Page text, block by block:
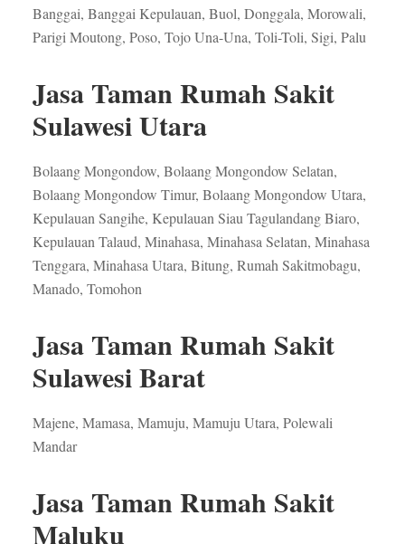
Banggai, Banggai Kepulauan, Buol, Donggala, Morowali,
Parigi Moutong, Poso, Tojo Una-Una, Toli-Toli, Sigi, Palu
Jasa Taman Rumah Sakit
Sulawesi Utara
Bolaang Mongondow, Bolaang Mongondow Selatan,
Bolaang Mongondow Timur, Bolaang Mongondow Utara,
Kepulauan Sangihe, Kepulauan Siau Tagulandang Biaro,
Kepulauan Talaud, Minahasa, Minahasa Selatan, Minahasa
Tenggara, Minahasa Utara, Bitung, Rumah Sakitmobagu,
Manado, Tomohon
Jasa Taman Rumah Sakit
Sulawesi Barat
Majene, Mamasa, Mamuju, Mamuju Utara, Polewali
Mandar
Jasa Taman Rumah Sakit
Maluku